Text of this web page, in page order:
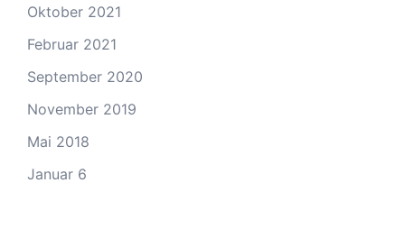
Oktober 2021
Februar 2021
September 2020
November 2019
Mai 2018
Januar 6